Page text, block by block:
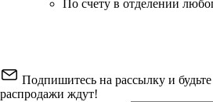
По счету в отделении
Подпишитесь на рассылку и
распродажи ждут!